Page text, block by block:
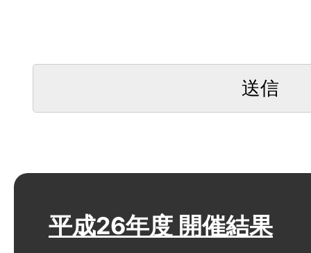
平成26年度 開催結果